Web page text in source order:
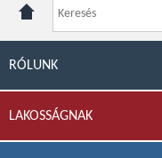
RÓLUNK
LAKOSSÁGNAK